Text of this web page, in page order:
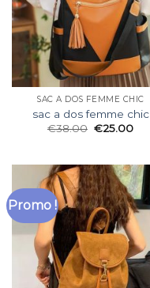
SAC A DOS FEMME CHIC
sac a dos femme chic
€38.00 €25.00
Promo !